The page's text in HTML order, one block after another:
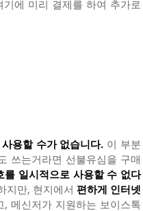
에 미리 결제를 하여 추가로
용할 수가 없습니다. 이 부분
쓰는거라면 선불유심을 구매
를 일시적으로 사용할 수 없다
지만, 현지에서 편하게 인터넷
메신저가 지원하는 보이스톡